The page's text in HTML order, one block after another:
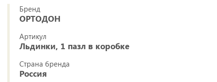
Бренд
ОРТОДОН
Артикул
Льдинки, 1 пазл в коробке
Страна бренда
Россия